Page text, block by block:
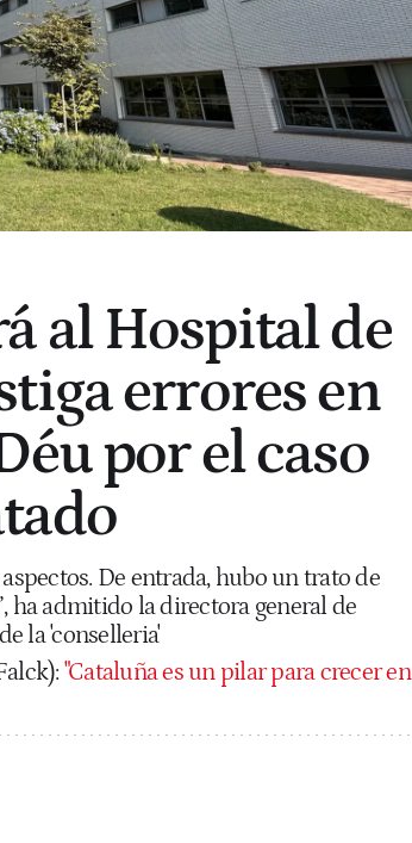
al Hospital de
errores en
por el caso
De entrada, hubo un trato de
ha admitido la directora general de
la 'conselleria'
"Cataluña es un pilar para crecer en